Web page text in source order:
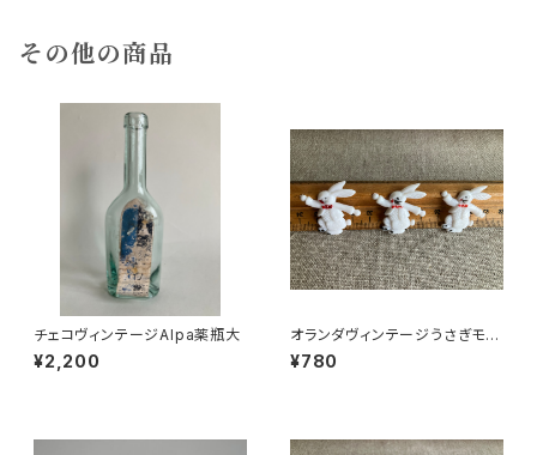
その他の商品
チェコヴィンテージAlpa薬瓶大
¥2,200
オランダヴィンテージうさぎモチ
ーフプラパーツ30個セットｄ
¥780